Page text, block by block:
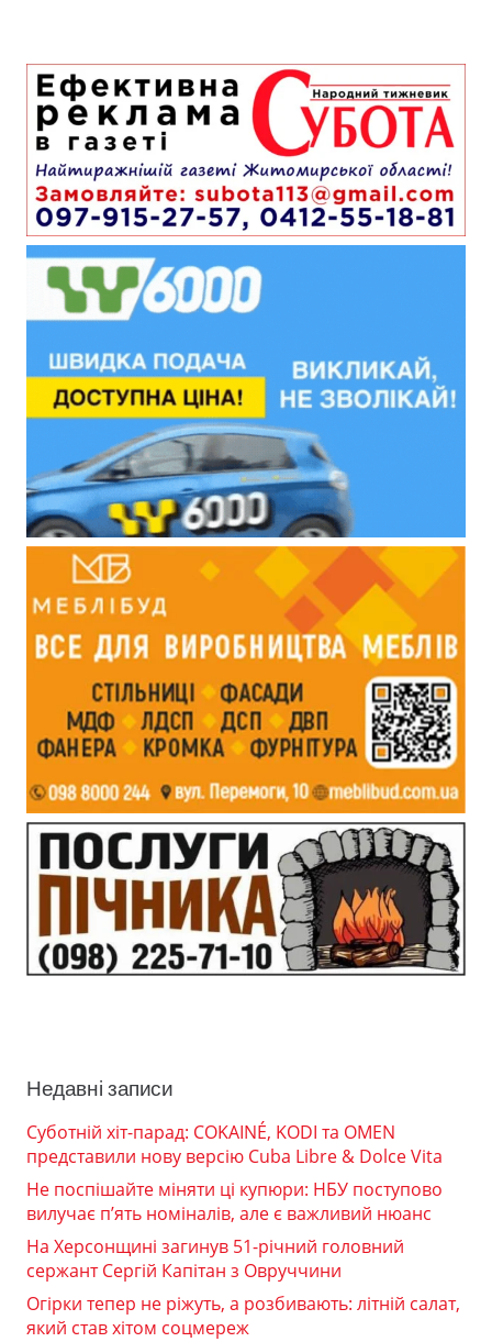
Недавні записи
Суботній хіт-парад: COKAINÉ, KODI та OMEN
представили нову версію Cuba Libre & Dolce Vita
Не поспішайте міняти ці купюри: НБУ поступово
вилучає п’ять номіналів, але є важливий нюанс
На Херсонщині загинув 51-річний головний
сержант Сергій Капітан з Овруччини
Огірки тепер не ріжуть, а розбивають: літній салат,
який став хітом соцмереж